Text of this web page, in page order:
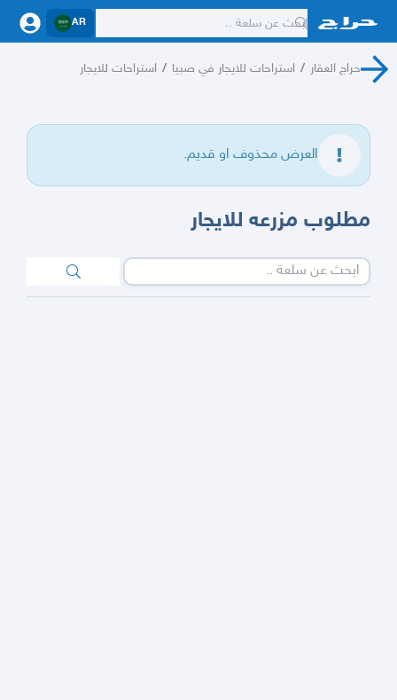
AR
حراج العقار / استراحات للايجار في صبيا / استراحات للايجار
العرض محذوف او قديم.
مطلوب مزرعه للايجار